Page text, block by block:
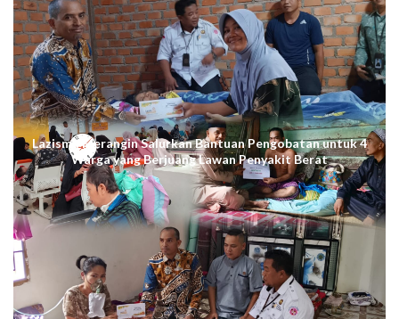
Lazismu Merangin Salurkan Bantuan Pengobatan untuk 4
Warga yang Berjuang Lawan Penyakit Berat